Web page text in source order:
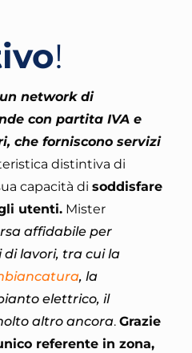
!
network di
con partita IVA e
che forniscono servizi
distintiva di
capacità di soddisfare
utenti.Mister
affidabile per
lavori, tra cui la
, la
elettrico, il
altro ancora. Grazie
referente in zona,